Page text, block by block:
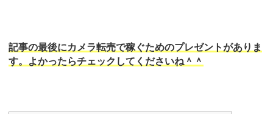
記事の最後にカメラ転売で稼ぐためのプレゼントがありま
す。よかったらチェックしてくださいね＾＾